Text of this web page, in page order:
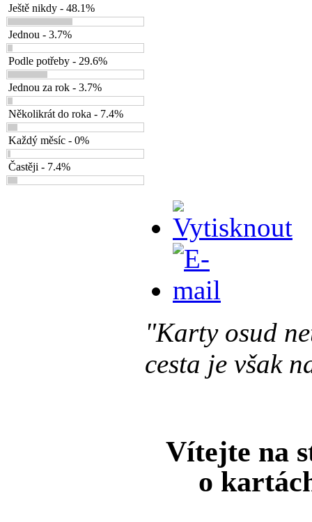
Ještě nikdy - 48.1%
Jednou - 3.7%
Podle potřeby - 29.6%
Jednou za rok - 3.7%
Několikrát do roka - 7.4%
Každý měsíc - 0%
Častěji - 7.4%
"Karty osud
cesta je však
Vítejte na
o